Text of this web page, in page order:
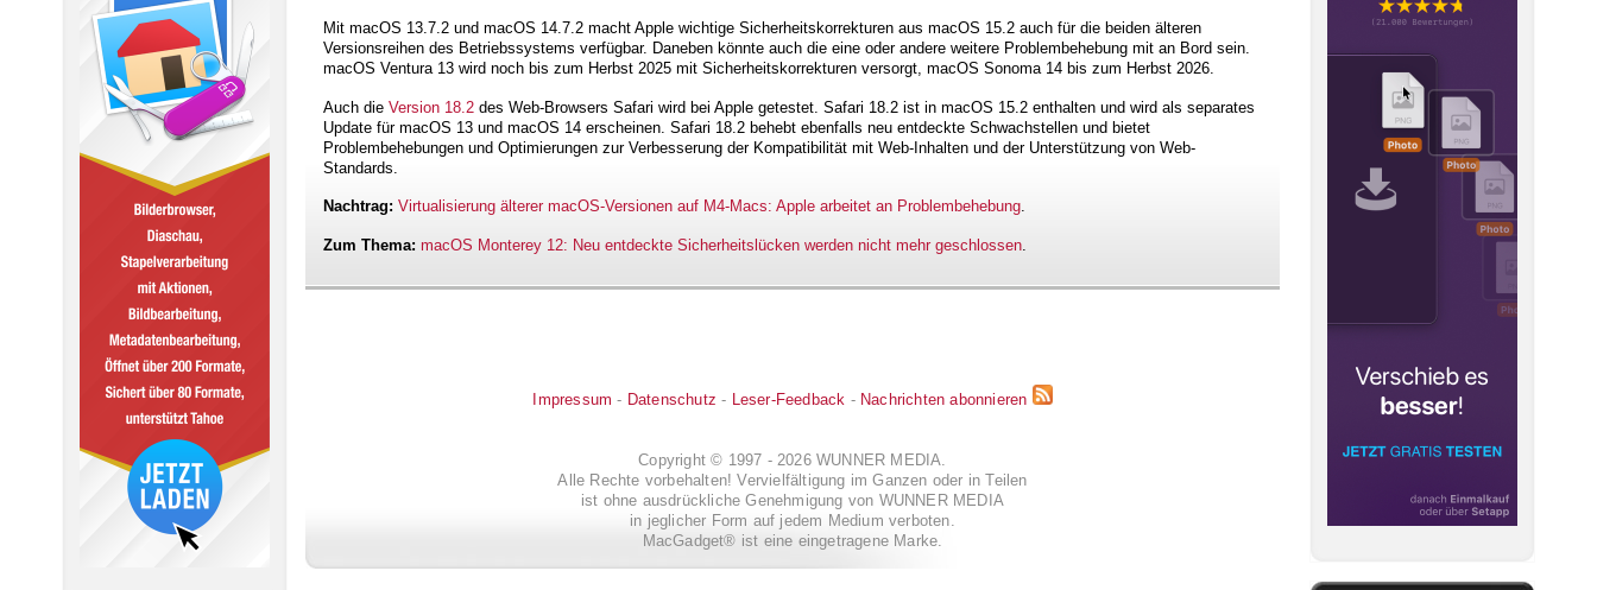
Mit macOS 13.7.2 und macOS 14.7.2 macht Apple wichtige Sicherheitskorrekturen aus macOS 15.2 auch für die beiden älteren
Versionsreihen des Betriebssystems verfügbar. Daneben könnte auch die eine oder andere weitere Problembehebung mit an Bord sein.
macOS Ventura 13 wird noch bis zum Herbst 2025 mit Sicherheitskorrekturen versorgt, macOS Sonoma 14 bis zum Herbst 2026.
Auch die Version 18.2 des Web-Browsers Safari wird bei Apple getestet. Safari 18.2 ist in macOS 15.2 enthalten und wird als separates
Update für macOS 13 und macOS 14 erscheinen. Safari 18.2 behebt ebenfalls neu entdeckte Schwachstellen und bietet
Problembehebungen und Optimierungen zur Verbesserung der Kompatibilität mit Web-Inhalten und der Unterstützung von Web-
Standards.
Nachtrag: Virtualisierung älterer macOS-Versionen auf M4-Macs: Apple arbeitet an Problembehebung.
Zum Thema: macOS Monterey 12: Neu entdeckte Sicherheitslücken werden nicht mehr geschlossen
Impressum - Datenschutz - Leser-Feedback - Nachrichten abonnieren
Copyright © 1997 - 2026 WUNNER MEDIA.
Alle Rechte vorbehalten! Vervielfältigung im Ganzen oder in Teilen
ist ohne ausdrückliche Genehmigung von WUNNER MEDIA
in jeglicher Form auf jedem Medium verboten.
MacGadget® ist eine eingetragene Marke.